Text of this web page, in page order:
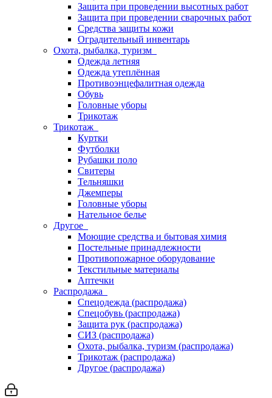
Защита при проведении высотных работ
Защита при проведении сварочных работ
Средства защиты кожи
Оградительный инвентарь
Охота, рыбалка, туризм
Одежда летняя
Одежда утеплённая
Противоэнцефалитная одежда
Обувь
Головные уборы
Трикотаж
Трикотаж
Куртки
Футболки
Рубашки поло
Свитеры
Тельняшки
Джемперы
Головные уборы
Нательное белье
Другое
Моющие средства и бытовая химия
Постельные принадлежности
Противопожарное оборудование
Текстильные материалы
Аптечки
Распродажа
Спецодежда (распродажа)
Спецобувь (распродажа)
Защита рук (распродажа)
СИЗ (распродажа)
Охота, рыбалка, туризм (распродажа)
Трикотаж (распродажа)
Другое (распродажа)